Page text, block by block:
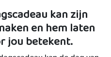
kan zijn
en hem laten
jou betekent.